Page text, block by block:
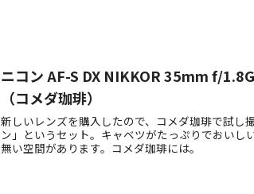
ニコン AF-S DX NIKKOR 35mm f/
（コメダ珈琲）
新しいレンズを購入したので、コメダ珈琲で試し
ン」というセット。キャベツがたっぷりでおいし
無い空間があります。コメダ珈琲には。